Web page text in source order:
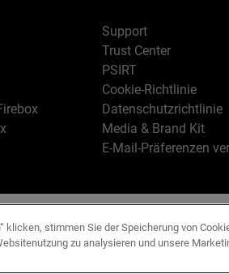
Support
Trust Center
PSIRT
Cookie-Richtlinie
Datenschutzrichtlinie
Media & Brand Kit
E-Mail-Präferenzen
Copyright © 1996-2026
klicken, stimmen Sie der Speicherung von
zu analysieren und unsere